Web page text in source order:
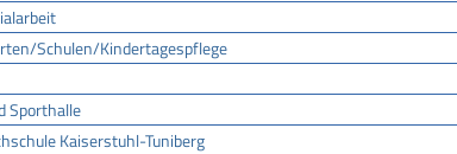
Schulen/Kindertagespflege
Sporthalle
Kaiserstuhl-Tuniberg